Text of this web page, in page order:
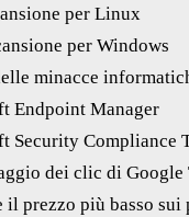
per Linux
per Windows
minacce
Endpoint Manager
Security Compliance
dei clic di Google
il prezzo più basso sui